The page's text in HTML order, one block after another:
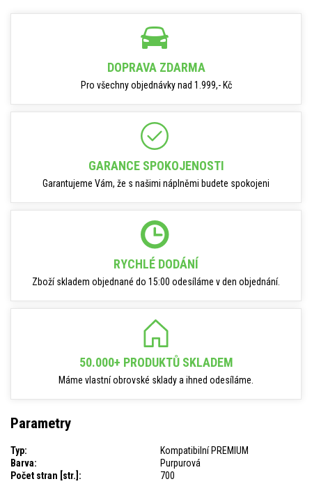
DOPRAVA ZDARMA
Pro všechny objednávky nad 1.999,- Kč
GARANCE SPOKOJENOSTI
Garantujeme Vám, že s našimi náplněmi budete spokojeni
RYCHLÉ DODÁNÍ
Zboží skladem objednané do 15:00 odesíláme v den objednání.
50.000+ PRODUKTŮ SKLADEM
Máme vlastní obrovské sklady a ihned odesíláme.
Parametry
Typ:
Kompatibilní PREMIUM
Barva:
Purpurová
Počet stran [str.]:
700